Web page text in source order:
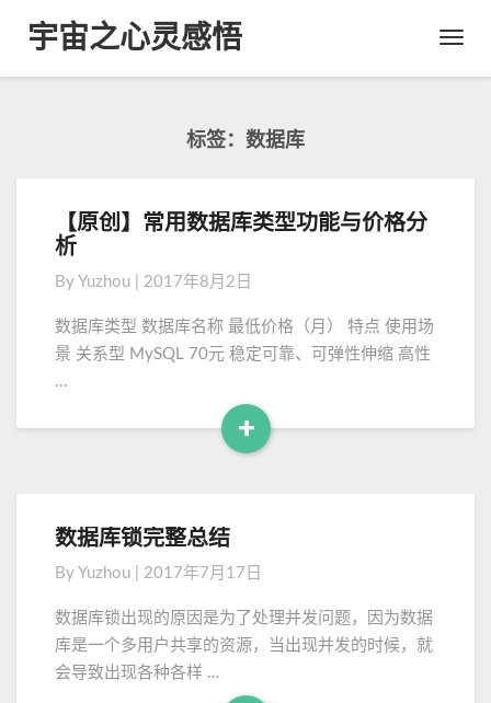
Toggle
宇宙之心灵感悟
标签：数据库
原
创
】
常
用
据
与
格
分
析
【原创】常用数据库类型功能与价格分
析
By Yuzhou 2017年8月2日
数据库类型 数据库名称 最低价格（月） 特点 使用场
景 关系型 MySQL 70元 稳定可靠、可弹性伸缩 高性
…
+
R
M
r
e
数
据
库
锁
完
总
数据库锁完整总结
By Yuzhou 2017年7月17日
数据库锁出现的原因是为了处理并发问题，因为数据
库是一个多用户共享的资源，当出现并发的时候，就
会导致出现各种各样 …